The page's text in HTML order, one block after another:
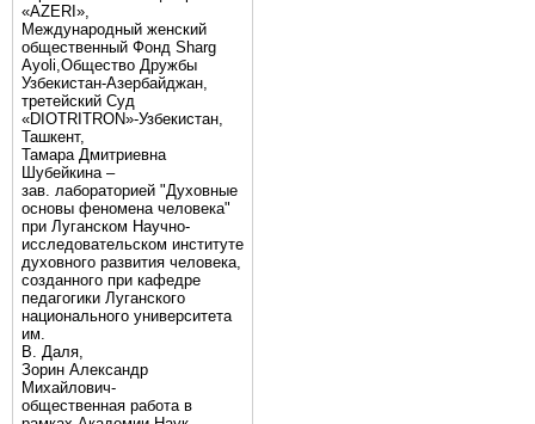
«AZERI»,
Mеждународный женский
общественный Фонд Sharg
Аyoli,Общество Дружбы
Узбекистан-Азербайджан,
третейский Суд
«DIOTRITRON»-Узбекистан,
Ташкент,
Тамара Дмитриевна
Шубейкина –
зав. лабораторией "Духовные
основы феномена человека"
при Луганском Научно-
исследовательском институте
духовного развития человека,
созданного при кафедре
педагогики Луганского
национального университета
им.
В. Даля,
Зорин Александр
Михайлович-
общественная работа в